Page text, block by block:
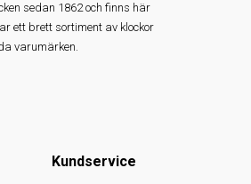
sedan 1862 och finns här
ett brett sortiment av klockor
varumärken.
Kundservice